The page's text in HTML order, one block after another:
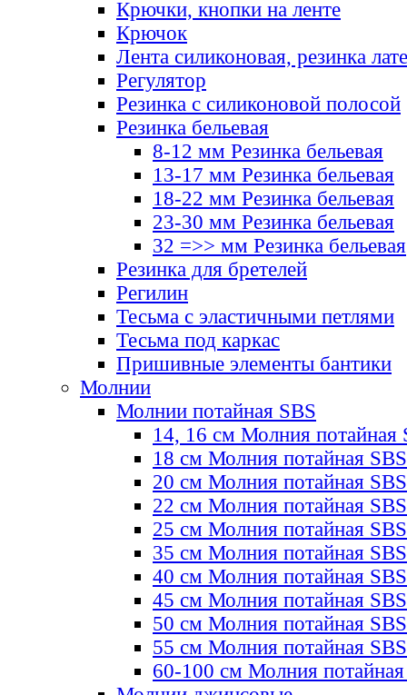
Крючки, кнопки на ленте
Крючок
Лента силиконовая, резинка
Регулятор
Резинка с силиконовой полосой
Резинка бельевая
8-12 мм Резинка бельевая
13-17 мм Резинка бельевая
18-22 мм Резинка бельевая
23-30 мм Резинка бельевая
32 =>> мм Резинка бельевая
Резинка для бретелей
Регилин
Тесьма с эластичными петлями
Тесьма под каркас
Пришивные элементы бантики
Молнии
Молнии потайная SBS
14, 16 см Молния потайная
18 см Молния потайная SBS
20 см Молния потайная SBS
22 см Молния потайная SBS
25 см Молния потайная SBS
35 см Молния потайная SBS
40 см Молния потайная SBS
45 см Молния потайная SBS
50 см Молния потайная SBS
55 см Молния потайная SBS
60-100 см Молния